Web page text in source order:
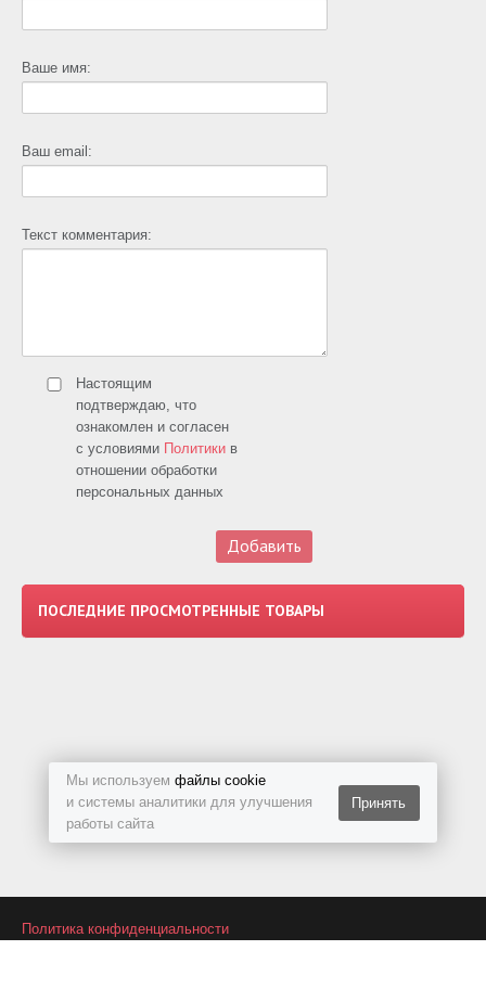
Мы используем файлы cookie
и системы аналитики для улучшения
работы сайта
Принять
Ваше имя:
Ваш email:
Текст комментария:
Настоящим
подтверждаю, что
ознакомлен и согласен
с условиями Политики в
отношении обработки
персональных данных
ПОСЛЕДНИЕ ПРОСМОТРЕННЫЕ ТОВАРЫ
Политика конфиденциальности